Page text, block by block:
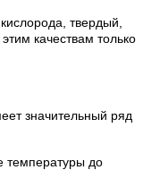
твердый,
качествам только
значительный ряд
температуры до